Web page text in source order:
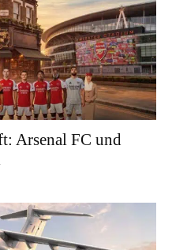
Arsenal FC und